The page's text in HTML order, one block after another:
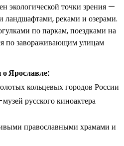
экологической точки зрения —
реками и озерами.
по паркам, поездками на
по завораживающим улицам
Ярославле:
кольцевых городов России
русского киноактера
православными храмами и